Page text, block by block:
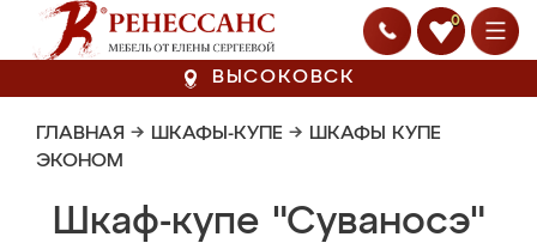
0
ВЫСОКОВСК
ГЛАВНАЯ → ШКАФЫ-КУПЕ → ШКАФЫ КУПЕ
ЭКОНОМ
Шкаф-купе "Суваносэ"